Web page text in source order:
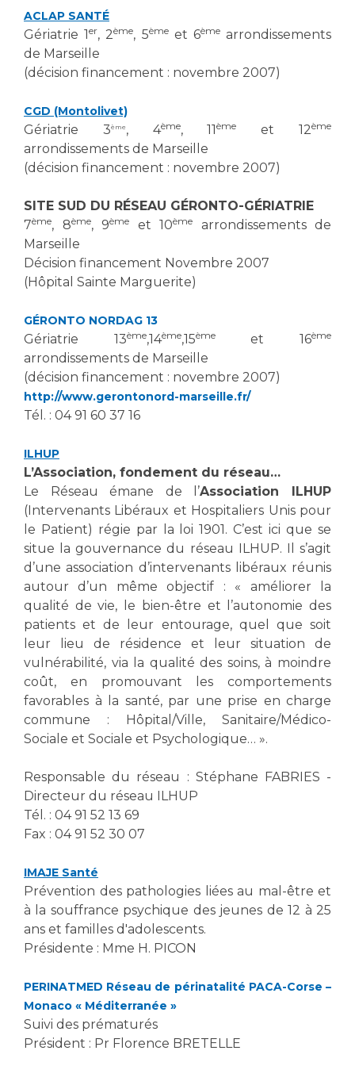
Salon des familles
Transports sanitaires
Vos droits, vos devoirs
Handicap
Handi 13
Pôle Médecine Physique et Réadaptation
Accueil sourds et malentendants
Charte Romain Jacob
Mouvement Parcours Handicap 13
Cancer
Médecine nucléaire
Maladies rares
Maternité Hôpital Nord
Vos représentants
La Commission Des Usagers (CDU)
Les Comités Locaux des Usagers
Le projet des usagers
Qualité
Nos indicateurs qualité et de sécurité des soins
Protection des données
Sécurité
Les recherches en santé à l’AP-HM
Lieu de santé sans tabac
Écoles et Instituts de Formation
Plateforme des internes
Adresser un patient
Réseaux de soins
Adresser un examen au Laboratoire de Biologie
Médicale
Radiologie / Imagerie
Cancérologie
Les pôles d'activité médicale
Anatomie et Cytologie Pathologiques
Adresser un examen au Laboratoire d'Infectiologie
Centres de référence Maladies Rares
Presse / Multimédia
Communiqués de presse
Dossiers de presse
Médiathèque
Fournisseurs
Rôles et missions
Liste des marchés conclus
Documents utiles
ACLAP SANTÉ
Gériatrie 1er, 2ème, 5èmeet 6èmearrondissements
de Marseille
(décision financement : novembre 2007)
CGD (Montolivet)
Gériatrie 3ème, 4ème, 11ème et 12ème
arrondissements de Marseille
(décision financement : novembre 2007)
SITE SUD DU RÉSEAU GÉRONTO-GÉRIATRIE
7ème, 8ème, 9ème et 10ème
arrondissements de
Marseille
Décision financement Novembre 2007
(Hôpital Sainte Marguerite)
GÉRONTO NORDAG 13
Gériatrie 13ème,14ème,15èmeet 16ème
arrondissements de Marseille
(décision financement : novembre 2007)
http://www.gerontonord-marseille.fr/
Tél. : 04 91 60 37 16
ILHUP
L’Association, fondement du réseau…
Le Réseau émane de l’Association ILHUP
(Intervenants Libéraux et Hospitaliers Unis pour
le Patient) régie par la loi 1901. C’est ici que se
situe la gouvernance du réseau ILHUP. Il s’agit
d’une association d’intervenants libéraux réunis
autour d’un même objectif : « améliorer la
qualité de vie, le bien-être et l’autonomie des
patients et de leur entourage, quel que soit
leur lieu de résidence et leur situation de
vulnérabilité, via la qualité des soins, à moindre
coût, en promouvant les comportements
favorables à la santé, par une prise en charge
commune : Hôpital/Ville, Sanitaire/Médico-
Sociale et Sociale et Psychologique… ».
Responsable du réseau : Stéphane FABRIES -
Directeur du réseau ILHUP
Tél. : 04 91 52 13 69
Fax : 04 91 52 30 07
IMAJE Santé
Prévention des pathologies liées au mal-être et
à la souffrance psychique des jeunes de 12 à 25
ans et familles d'adolescents.
Présidente : Mme H. PICON
PERINATMED Réseau de périnatalité PACA-Corse –
Monaco « Méditerranée »
Suivi des prématurés
Président : Pr Florence BRETELLE